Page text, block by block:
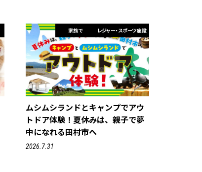
家族で レジャー・スポーツ施設
ムシムシランドとキャンプでアウ
トドア体験！夏休みは、親子で夢
中になれる田村市へ
2026.7.31